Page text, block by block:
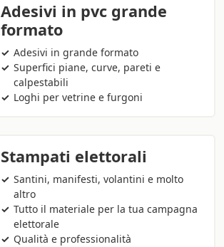
Adesivi in pvc grande
formato
Adesivi in grande formato
Superfici piane, curve, pareti e
calpestabili
Loghi per vetrine e furgoni
Stampati elettorali
Santini, manifesti, volantini e molto
altro
Tutto il materiale per la tua campagna
elettorale
Qualità e professionalità